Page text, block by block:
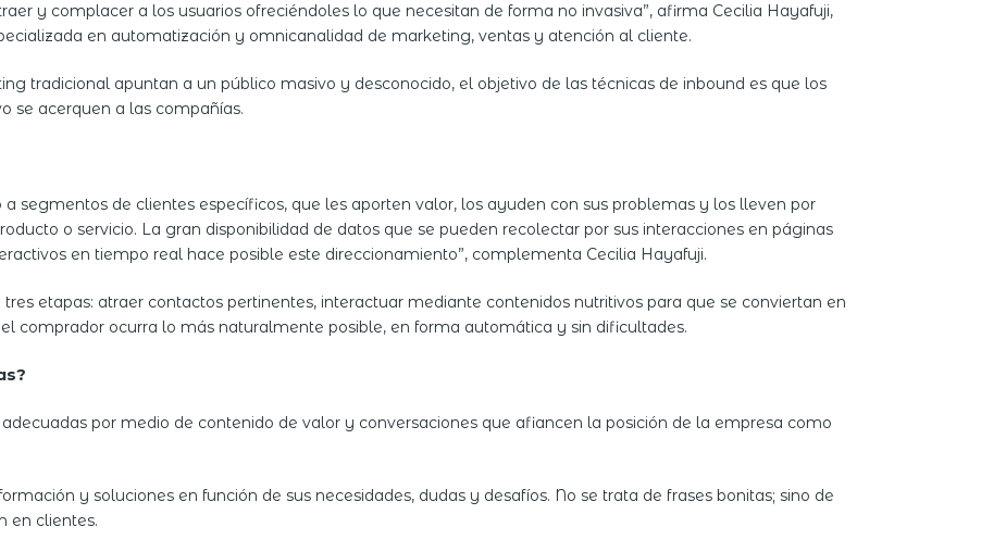
y complacer a los usuarios ofreciéndoles lo que necesitan de forma no invasiva”, afirma Cecilia Hayafuji,
en automatización y omnicanalidad de marketing, ventas y atención al cliente.
tradicional apuntan a un público masivo y desconocido, el objetivo de las técnicas de inbound es que los
se acerquen a las compañías.
segmentos de clientes específicos, que les aporten valor, los ayuden con sus problemas y los lleven por
o servicio. La gran disponibilidad de datos que se pueden recolectar por sus interacciones en páginas
en tiempo real hace posible este direccionamiento”, complementa Cecilia Hayafuji.
etapas: atraer contactos pertinentes, interactuar mediante contenidos nutritivos para que se conviertan en
comprador ocurra lo más naturalmente posible, en forma automática y sin dificultades.
por medio de contenido de valor y conversaciones que afiancen la posición de la empresa como
y soluciones en función de sus necesidades, dudas y desafíos. No se trata de frases bonitas; sino de
en clientes.